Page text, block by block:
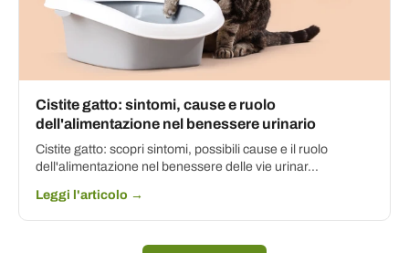
Cistite gatto: sintomi, cause e ruolo
dell'alimentazione nel benessere urinario
Cistite gatto: scopri sintomi, possibili cause e il ruolo
dell'alimentazione nel benessere delle vie urinar...
Leggi l'articolo →